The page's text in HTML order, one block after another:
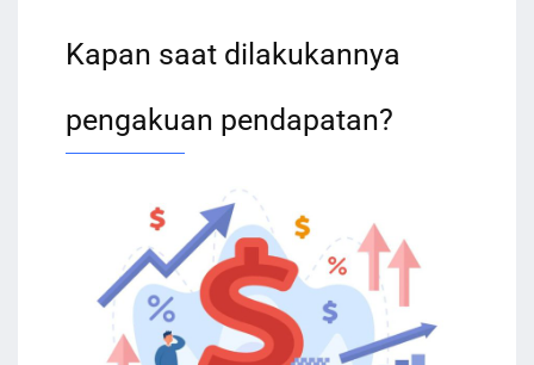
Kapan saat dilakukannya
pengakuan pendapatan?